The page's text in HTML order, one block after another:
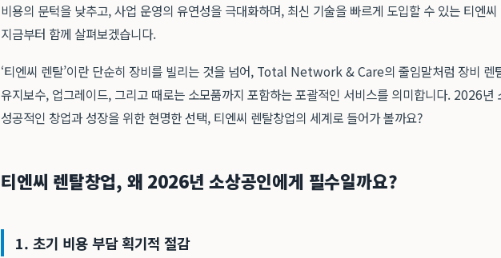
비용의 문턱을 낮추고, 사업 운영의 유연성을 극대화하며, 최신 기술을 빠르게 도입할 수 있는 티엔
지금부터 함께 살펴보겠습니다.
‘티엔씨 렌탈’이란 단순히 장비를 빌리는 것을 넘어, Total Network & Care의 줄임말처럼 장비 렌
유지보수, 업그레이드, 그리고 때로는 소모품까지 포함하는 포괄적인 서비스를 의미합니다. 2026년
성공적인 창업과 성장을 위한 현명한 선택, 티엔씨 렌탈창업의 세계로 들어가 볼까요?
티엔씨 렌탈창업, 왜 2026년 소상공인에게 필수일까요?
1. 초기 비용 부담 획기적 절감